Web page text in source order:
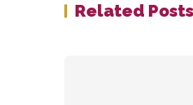
Related Posts